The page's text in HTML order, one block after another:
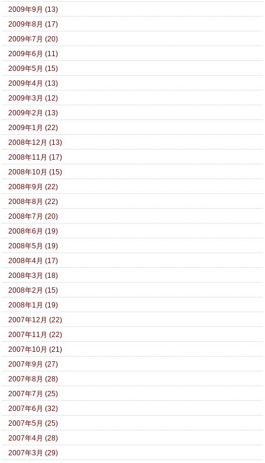
2009年9月 (13)
2009年8月 (17)
2009年7月 (20)
2009年6月 (11)
2009年5月 (15)
2009年4月 (13)
2009年3月 (12)
2009年2月 (13)
2009年1月 (22)
2008年12月 (13)
2008年11月 (17)
2008年10月 (15)
2008年9月 (22)
2008年8月 (22)
2008年7月 (20)
2008年6月 (19)
2008年5月 (19)
2008年4月 (17)
2008年3月 (18)
2008年2月 (15)
2008年1月 (19)
2007年12月 (22)
2007年11月 (22)
2007年10月 (21)
2007年9月 (27)
2007年8月 (28)
2007年7月 (25)
2007年6月 (32)
2007年5月 (25)
2007年4月 (28)
2007年3月 (29)